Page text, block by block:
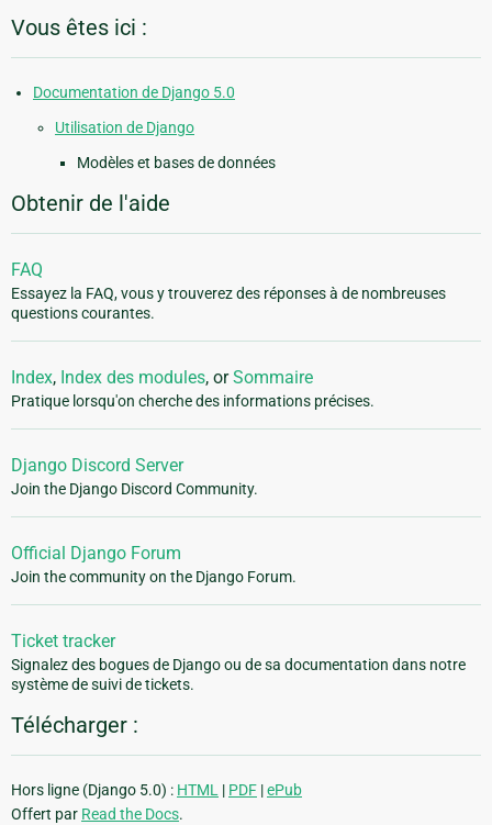
Vous êtes ici :
Documentation de Django 5.0
Utilisation de Django
Modèles et bases de données
Obtenir de l'aide
FAQ
Essayez la FAQ, vous y trouverez des réponses à de nombreuses
questions courantes.
Index, Index des modules, orSommaire
Pratique lorsqu'on cherche des informations précises.
Django Discord Server
Join the Django Discord Community.
Official Django Forum
Join the community on the Django Forum.
Ticket tracker
Signalez des bogues de Django ou de sa documentation dans notre
système de suivi de tickets.
Télécharger :
Hors ligne (Django 5.0) : HTML | PDF |ePub
Offert par Read the Docs.